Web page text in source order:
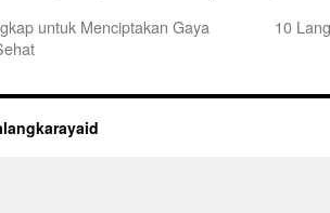
untuk Menciptakan Gaya
10